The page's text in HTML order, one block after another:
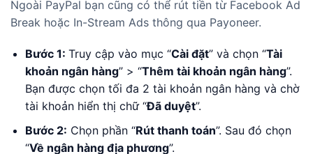
Ngoài PayPal bạn cũng có thể rút tiền từ Facebook Ad
Break hoặc In-Stream Ads thông qua Payoneer.
Bước 1: Truy cập vào mục “Cài đặt” và chọn “Tài
khoản ngân hàng” > “Thêm tài khoản ngân hàng”.
Bạn được chọn tối đa 2 tài khoản ngân hàng và chờ
tài khoản hiển thị chữ “Đã duyệt”.
Bước 2: Chọn phần “Rút thanh toán”. Sau đó chọn
“Về ngân hàng địa phương”.